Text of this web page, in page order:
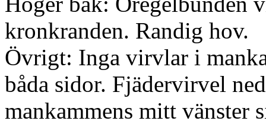
kronkranden. Randig hov.
Övrigt: Inga virvlar i
båda sidor. Fjädervirvel
mankammens mitt vänster